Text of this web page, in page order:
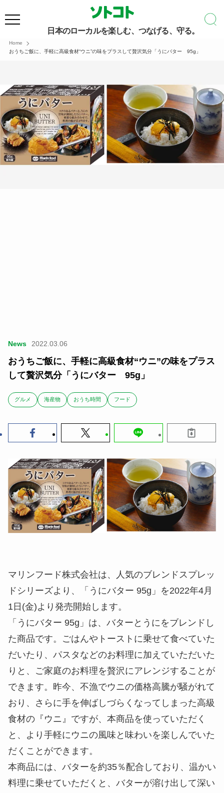
日本のローカルを楽しむ、つなげる、守る。
Home
おうちご飯に、手軽に高級食材“ウニ”の味をプラスして贅沢気分「うにバター 95g」
News 2022.03.06
おうちご飯に、手軽に高級食材“ウニ”の味をプラス
して贅沢気分「うにバター 95g」
グルメ 海産物 おうち時間 フード
マリンフード株式会社は、人気のブレンドスプレッ
ドシリーズより、「うにバター 95g」を2022年4月
1日(金)より発売開始します。
「うにバター 95g」は、バターとうにをブレンドし
た商品です。ごはんやトーストに乗せて食べていた
だいたり、パスタなどのお料理に加えていただいた
りと、ご家庭のお料理を贅沢にアレンジすることが
できます。昨今、不漁でウニの価格高騰が騒がれて
おり、さらに手を伸ばしづらくなってしまった高級
食材の『ウニ』ですが、本商品を使っていただく
と、より手軽にウニの風味と味わいを楽しんでいた
だくことができます。
本商品には、バターを約35％配合しており、温かい
料理に乗せていただくと、バターが溶け出して深い